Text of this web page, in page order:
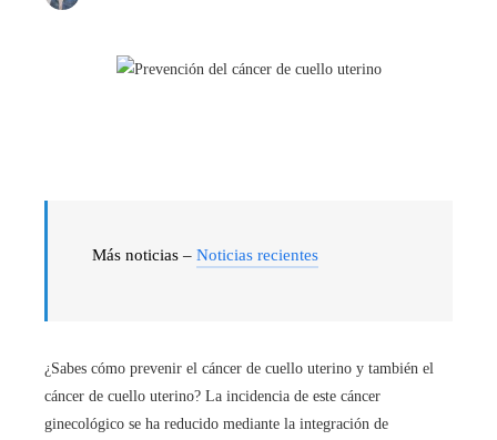
Más noticias – Noticias recientes
¿Sabes cómo prevenir el cáncer de cuello uterino y también el
cáncer de cuello uterino? La incidencia de este cáncer
ginecológico se ha reducido mediante la integración de